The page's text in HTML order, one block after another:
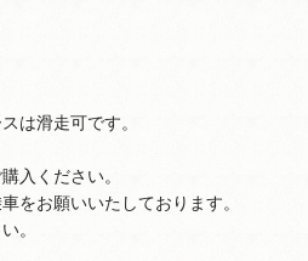
は滑走可です。
入ください。
をお願いいたしております。
。